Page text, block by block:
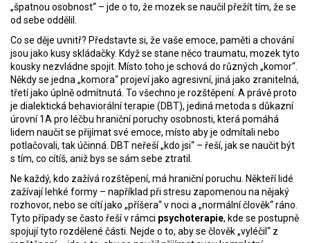
„špatnou osobnost“ – jde o to, že mozek se naučil přežít tím, že se
od sebe oddělil.
Co se děje uvnitř? Představte si, že vaše emoce, paměti a chování
jsou jako kusy skládačky. Když se stane něco traumatu, mozek tyto
kousky nezvládne spojit. Místo toho je schová do různých „komor“.
Někdy se jedna „komora“ projeví jako agresivní, jiná jako zranitelná,
třetí jako úplně odmítnutá. To všechno je rozštěpení. A právě proto
je dialektická behaviorální terapie (DBT), jediná metoda s důkazní
úrovní 1A pro léčbu hraniční poruchy osobnosti, která pomáhá
lidem naučit se přijímat své emoce, místo aby je odmítali nebo
potlačovali, tak účinná. DBT neřeší „kdo jsi“ – řeší, jak se naučit být
s tím, co cítíš, aniž bys se sám sebe ztratil.
Ne každý, kdo zažívá rozštěpení, má hraniční poruchu. Někteří lidé
zažívají lehké formy – například při stresu zapomenou na nějaký
rozhovor, nebo se cítí jako „příšera“ v noci a „normální člověk“ ráno.
Tyto případy se často řeší v rámci psychoterapie, kde se postupně
spojují tyto rozdělené části. Nejde o to, aby se člověk „vyléčil“ z